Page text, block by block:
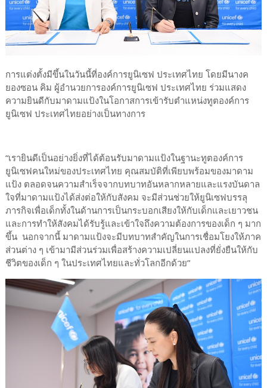
การแต่งตั้งมีขึ้นในวันนี้ที่องค์การยูนิเซฟ ประเทศไทย โดยมีนางค
ยองซอน คิม ผู้อำนวยการองค์การยูนิเซฟ ประเทศไทย ร่วมแสดง
ความยินดีกับมาดามแป้งในโอกาสการเข้ารับตำแหน่งทูตองค์การ
ยูนิเซฟ ประเทศไทยอย่างเป็นทางการ
“เรายินดีเป็นอย่างยิ่งที่ได้ต้อนรับมาดามแป้งในฐานะทูตองค์การ
ยูนิเซฟคนใหม่ของประเทศไทย คุณสมบัติที่เพียบพร้อมของมาดาม
แป้ง ตลอดจนความสำเร็จจากบทบาทอันหลากหลายและแรงบันดาล
ใจที่มาดามแป้งได้ส่งต่อให้กับสังคม จะมีส่วนช่วยให้ยูนิเซฟบรรลุ
ภารกิจเพื่อเด็กทั้งในด้านการเป็นกระบอกเสียงให้กับเด็กและเยาวชน
และการทำให้สังคมได้รับรู้และเข้าใจถึงความต้องการของเด็ก ๆ มาก
ขึ้น นอกจากนี้ มาดามแป้งจะมีบทบาทสำคัญในการเชื่อมโยงให้ภาค
ส่วนต่าง ๆ เข้ามามีส่วนร่วมเพื่อสร้างความเปลี่ยนแปลงที่ยั่งยืนให้กับ
ชีวิตของเด็ก ๆ ในประเทศไทยและทั่วโลกอีกด้วย”